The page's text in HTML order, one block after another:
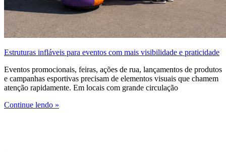
Estruturas infláveis para eventos com mais visibilidade e praticidade
Eventos promocionais, feiras, ações de rua, lançamentos de produtos
e campanhas esportivas precisam de elementos visuais que chamem
atenção rapidamente. Em locais com grande circulação
Continue lendo »